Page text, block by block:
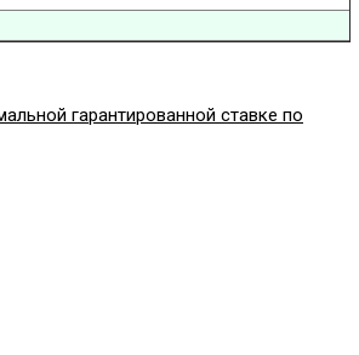
гарантированной ставке по